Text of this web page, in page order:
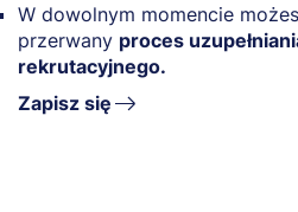
W dowolnym momencie
przerwany proces
rekrutacyjnego.
Zapisz się